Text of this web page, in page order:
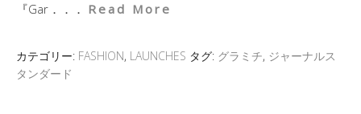
『Gar．．． Read More
カテゴリー: FASHION, LAUNCHES タグ: グラミチ, ジャーナルス
タンダード